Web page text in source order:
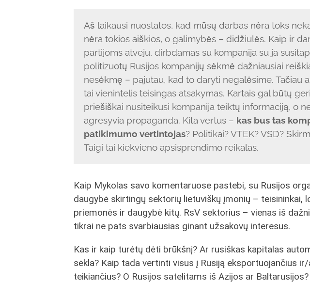
Aš laikausi nuostatos, kad mūsų darbas nėra toks
nėra tokios aiškios, o galimybės – didžiulės. Kaip ir
partijoms atveju, dirbdamas su kompanija su ja
politizuotų Rusijos kompanijų sėkmė dažniausiai
nesėkmę – pajutau, kad to daryti negalėsime. Tačiau
tai vienintelis teisingas atsakymas. Kartais gal būtų
priešiškai nusiteikusi kompanija teiktų informaciją, o
agresyvia propaganda. Kita vertus – kas bus tas
patikimumo vertintojas? Politikai? VTEK? VSD?
Taigi tai kiekvieno apsisprendimo reikalas.
Kaip Mykolas savo komentaruose pastebi, su Rusijos
daugybė skirtingų sektorių lietuviškų įmonių – teisininkai,
priemonės ir daugybė kitų. RsV sektorius – vienas iš
tikrai ne pats svarbiausias ginant užsakovų interesus.
Kas ir kaip turėtų dėti brūkšnį? Ar rusiškas kapitalas
sėkla? Kaip tada vertinti visus į Rusiją eksportuojančius
teikiančius? O Rusijos satelitams iš Azijos ar Baltarusijos?